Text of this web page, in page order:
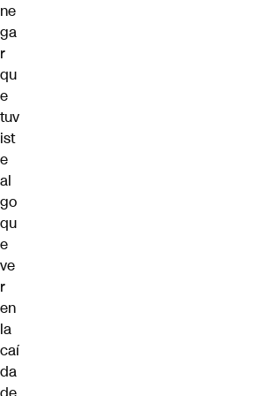
ne
ga
r
qu
e
tuv
ist
e
al
go
qu
e
ve
r
en
la
caí
da